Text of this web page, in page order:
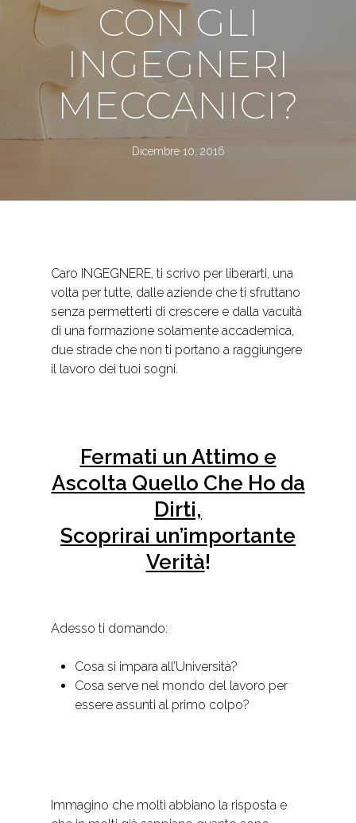
CON GLI
INGEGNERI
MECCANICI?
Dicembre 10, 2016
Caro INGEGNERE, ti scrivo per liberarti, una
volta per tutte, dalle aziende che ti sfruttano
senza permetterti di crescere e dalla vacuità
di una formazione solamente accademica,
due strade che non ti portano a raggiungere
il lavoro dei tuoi sogni.
Fermati un Attimo e
Ascolta Quello Che Ho da
Dirti,
Scoprirai un’importante
Verità!
Adesso ti domando:
Cosa si impara all’Università?
Cosa serve nel mondo del lavoro per
essere assunti al primo colpo?
Immagino che molti abbiano la risposta e